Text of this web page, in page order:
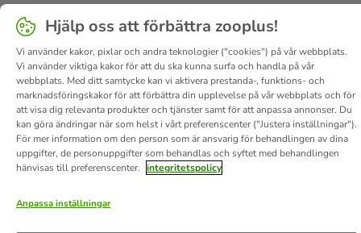
Säkerhet
Security Security
Om oss Karriär Corporate Website
Om företaget
Dataskydd
Tillgänglighetspolicy
Hjälp oss att förbättra zooplus!
Vi använder kakor, pixlar och andra teknologier ("cookies") på vår webbplats.
Vi använder viktiga kakor för att du ska kunna surfa och handla på vår
webbplats. Med ditt samtycke kan vi aktivera prestanda-, funktions- och
marknadsföringskakor för att förbättra din upplevelse på vår webbplats och för
att visa dig relevanta produkter och tjänster samt för att anpassa annonser. Du
kan göra ändringar när som helst i vårt preferenscenter ("Justera inställningar").
För mer information om den person som är ansvarig för behandlingen av dina
uppgifter, de personuppgifter som behandlas och syftet med behandlingen
hänvisas till preferenscenter. integritetspolicy
Anpassa inställningar